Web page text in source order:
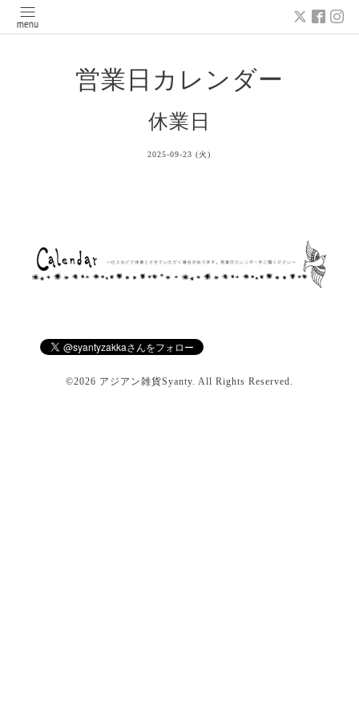
営業日カレンダー
休業日
2025-09-23 (火)
©2026 アジアン雑貨Syanty. All Rights Reserved.